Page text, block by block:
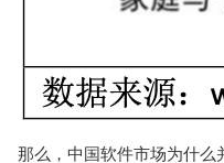
那么，中国软件市场为什么